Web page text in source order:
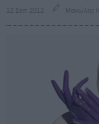
12 Σεπ 2012 Μανώλης